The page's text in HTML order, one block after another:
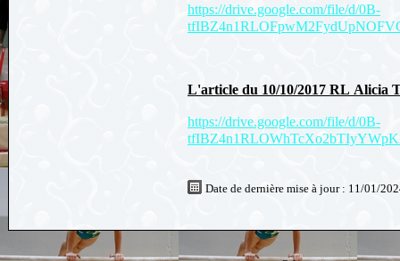
https://drive.google.com/file/d/0B-
L'article du 10/10/2017 RL Alicia
https://drive.google.com/file/d/0B-
Date de dernière mise à jour : 11/01/